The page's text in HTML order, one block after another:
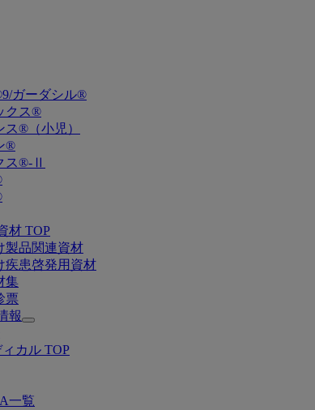
ガーダシル®
クス®
ス®（小児）
®
ス®-Ⅱ
材 TOP
製品関連資材
疾患啓発用資材
集
票
報
Open
カル TOP
一覧